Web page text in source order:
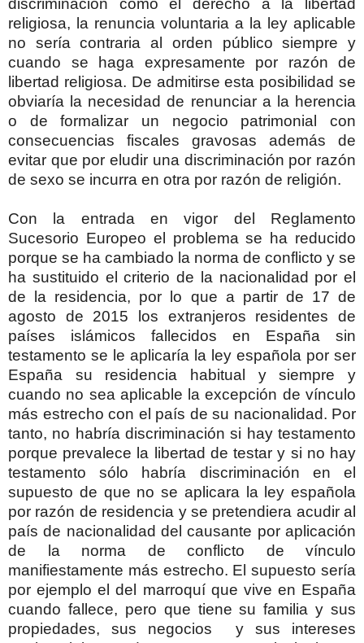
discriminación como el derecho a la libertad
religiosa, la renuncia voluntaria a la ley aplicable
no sería contraria al orden público siempre y
cuando se haga expresamente por razón de
libertad religiosa. De admitirse esta posibilidad se
obviaría la necesidad de renunciar a la herencia
o de formalizar un negocio patrimonial con
consecuencias fiscales gravosas además de
evitar que por eludir una discriminación por razón
de sexo se incurra en otra por razón de religión.
Con la entrada en vigor del Reglamento
Sucesorio Europeo el problema se ha reducido
porque se ha cambiado la norma de conflicto y se
ha sustituido el criterio de la nacionalidad por el
de la residencia, por lo que a partir de 17 de
agosto de 2015 los extranjeros residentes de
países islámicos fallecidos en España sin
testamento se le aplicaría la ley española por ser
España su residencia habitual y siempre y
cuando no sea aplicable la excepción de vínculo
más estrecho con el país de su nacionalidad. Por
tanto, no habría discriminación si hay testamento
porque prevalece la libertad de testar y si no hay
testamento sólo habría discriminación en el
supuesto de que no se aplicara la ley española
por razón de residencia y se pretendiera acudir al
país de nacionalidad del causante por aplicación
de la norma de conflicto de vínculo
manifiestamente más estrecho. El supuesto sería
por ejemplo el del marroquí que vive en España
cuando fallece, pero que tiene su familia y sus
propiedades, sus negocios y sus intereses